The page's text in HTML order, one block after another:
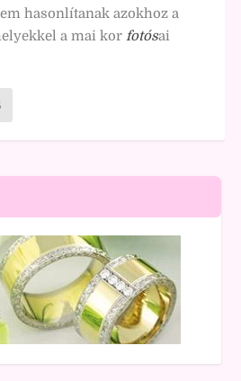
hasonlítanak azokhoz a
a mai korfotósai